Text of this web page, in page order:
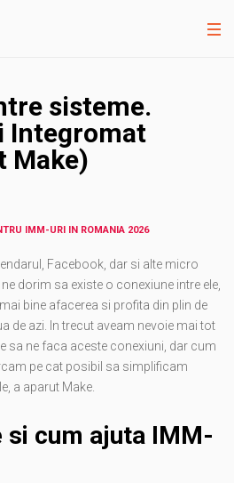
sisteme.
Integromat
Make)
IMM-URI IN ROMANIA 2026
Facebook, dar si alte micro
dorim sa existe o conexiune intre ele,
bine afacerea si profita din plin de
de azi. In trecut aveam nevoie mai tot
sa ne faca aceste conexiuni, dar cum
pe cat posibil sa simplificam
a aparut Make.
si cum ajuta IMM-